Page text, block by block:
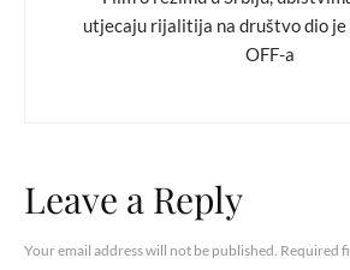
utjecaju rijalitija na društvo dio je
OFF-a
Leave a Reply
Your email address will not be published. Required